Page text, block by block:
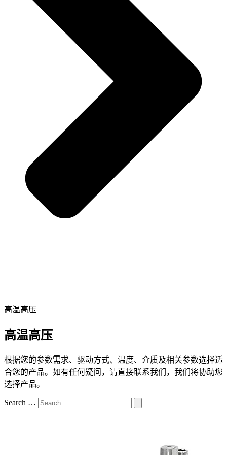
高温高压
高温高压
根据您的参数需求、驱动方式、温度、介质及相关参数选择适
合您的产品。如有任何疑问，请直接联系我们，我们将协助您
选择产品。
Search …